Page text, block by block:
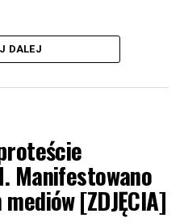
DALEJ
Manifestowano
[ZDJĘCIA]